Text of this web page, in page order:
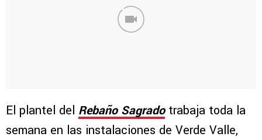
El plantel del Rebaño Sagradotrabaja toda la
semana en las instalaciones de Verde Valle,